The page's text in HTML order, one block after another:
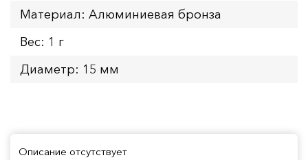
Материал: Алюминиевая бронза
Вес: 1 г
Диаметр: 15 мм
Описание отсутствует